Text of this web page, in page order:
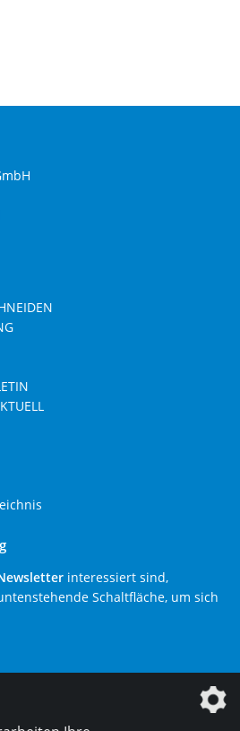
interessiert sind,
Schaltfläche, um sich
ist ein Unternehmen der